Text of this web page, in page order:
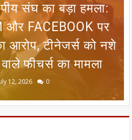
ECI NET ऑनलाइन
आयोग ने निकाला
को मिलेगी बड़ी
राहत
19, 2026 0
संघ का बड़ा हमला:
और FACEBOOK पर
आरोप, टीनेजर्स को नशे
फीचर्स का मामला
12, 2026 0
नहीं है तो क्या भारतीय
जाएंगे? गुवाहाटी हाई
को समझिए
03, 2026 0
नीनो का ब्रेक! 25 जून
अलर्ट, 8 राज्यों में लू
कहर जारी
20, 2026 0
8 वैदेही तालाब पर संकट:
बहने से सीतामढ़ी की
खतरे में
13, 2026 0